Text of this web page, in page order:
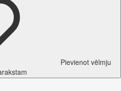
Pievienot vēlmju